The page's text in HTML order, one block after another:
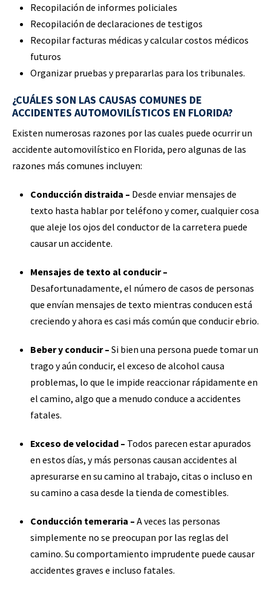
Recopilación de informes policiales
Recopilación de declaraciones de testigos
Recopilar facturas médicas y calcular costos médicos
futuros
Organizar pruebas y prepararlas para los tribunales.
¿CUÁLES SON LAS CAUSAS COMUNES DE
ACCIDENTES AUTOMOVILÍSTICOS EN FLORIDA?
Existen numerosas razones por las cuales puede ocurrir un
accidente automovilístico en Florida, pero algunas de las
razones más comunes incluyen:
Conducción distraida – Desde enviar mensajes de
texto hasta hablar por teléfono y comer, cualquier cosa
que aleje los ojos del conductor de la carretera puede
causar un accidente.
Mensajes de texto al conducir –
Desafortunadamente, el número de casos de personas
que envían mensajes de texto mientras conducen está
creciendo y ahora es casi más común que conducir ebrio.
Beber y conducir – Si bien una persona puede tomar un
trago y aún conducir, el exceso de alcohol causa
problemas, lo que le impide reaccionar rápidamente en
el camino, algo que a menudo conduce a accidentes
fatales.
Exceso de velocidad – Todos parecen estar apurados
en estos días, y más personas causan accidentes al
apresurarse en su camino al trabajo, citas o incluso en
su camino a casa desde la tienda de comestibles.
Conducción temeraria – A veces las personas
simplemente no se preocupan por las reglas del
camino. Su comportamiento imprudente puede causar
accidentes graves e incluso fatales.